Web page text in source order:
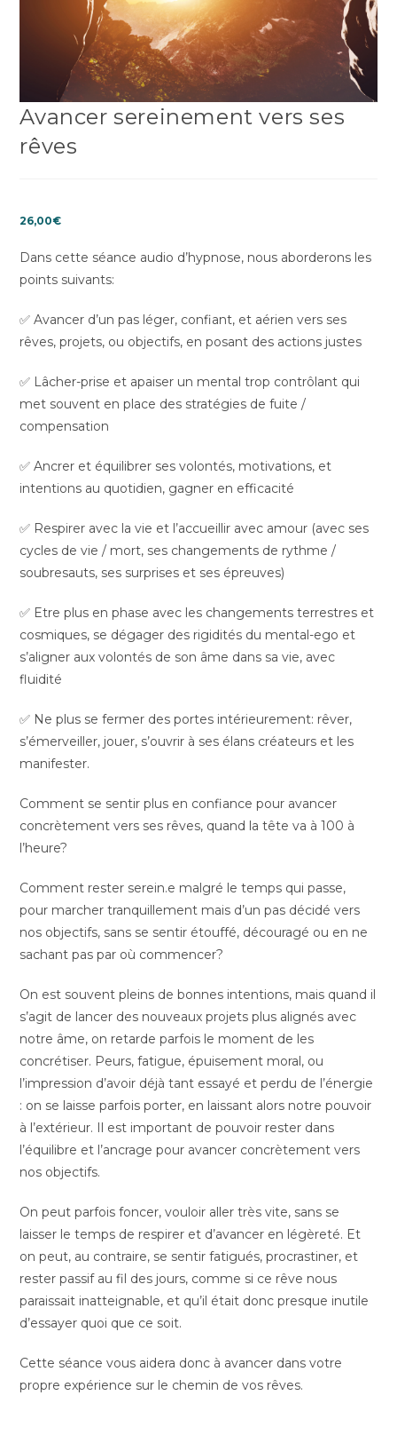
Avancer sereinement vers ses
rêves
26,00€
Dans cette séance audio d’hypnose, nous aborderons les
points suivants:
✅ Avancer d’un pas léger, confiant, et aérien vers ses
rêves, projets, ou objectifs, en posant des actions justes
✅ Lâcher-prise et apaiser un mental trop contrôlant qui
met souvent en place des stratégies de fuite /
compensation
✅ Ancrer et équilibrer ses volontés, motivations, et
intentions au quotidien, gagner en efficacité
✅ Respirer avec la vie et l’accueillir avec amour (avec ses
cycles de vie / mort, ses changements de rythme /
soubresauts, ses surprises et ses épreuves)
✅ Etre plus en phase avec les changements terrestres et
cosmiques, se dégager des rigidités du mental-ego et
s’aligner aux volontés de son âme dans sa vie, avec
fluidité
✅ Ne plus se fermer des portes intérieurement: rêver,
s’émerveiller, jouer, s’ouvrir à ses élans créateurs et les
manifester.
Comment se sentir plus en confiance pour avancer
concrètement vers ses rêves, quand la tête va à 100 à
l’heure?
Comment rester serein.e malgré le temps qui passe,
pour marcher tranquillement mais d’un pas décidé vers
nos objectifs, sans se sentir étouffé, découragé ou en ne
sachant pas par où commencer?
On est souvent pleins de bonnes intentions, mais quand il
s’agit de lancer des nouveaux projets plus alignés avec
notre âme, on retarde parfois le moment de les
concrétiser. Peurs, fatigue, épuisement moral, ou
l’impression d’avoir déjà tant essayé et perdu de l’énergie
: on se laisse parfois porter, en laissant alors notre pouvoir
à l’extérieur. Il est important de pouvoir rester dans
l’équilibre et l’ancrage pour avancer concrètement vers
nos objectifs.
On peut parfois foncer, vouloir aller très vite, sans se
laisser le temps de respirer et d’avancer en légèreté. Et
on peut, au contraire, se sentir fatigués, procrastiner, et
rester passif au fil des jours, comme si ce rêve nous
paraissait inatteignable, et qu’il était donc presque inutile
d’essayer quoi que ce soit.
Cette séance vous aidera donc à avancer dans votre
propre expérience sur le chemin de vos rêves.